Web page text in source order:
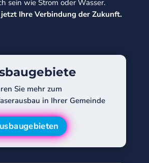
sein wie Strom oder Wasser.
jetzt Ihre Verbindung der Zukunft.
Sie mehr zum
in Ihrer Gemeinde